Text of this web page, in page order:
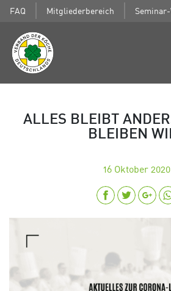
FAQ Mitgliederbereich
ALLES BLEIBT
BLEIBEN
16 Oktober 2020